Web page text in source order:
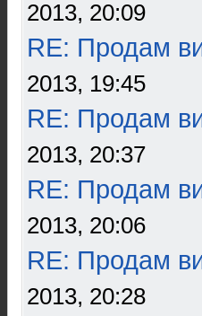
2013, 20:09
RE: Продам
2013, 19:45
RE: Продам
2013, 20:37
RE: Продам
2013, 20:06
RE: Продам
2013, 20:28